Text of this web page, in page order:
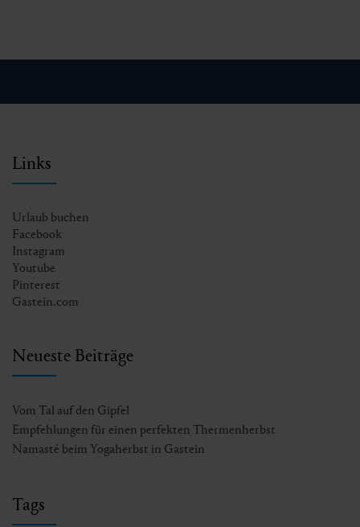
Links
Urlaub buchen
Facebook
Instagram
Youtube
Pinterest
Gastein.com
Neueste Beiträge
Vom Tal auf den Gipfel
Empfehlungen für einen perfekten Thermenherbst
Namasté beim Yogaherbst in Gastein
Tags